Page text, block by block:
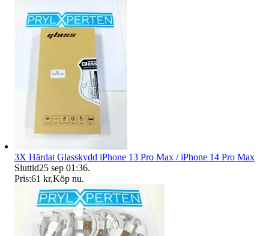
3X Härdat Glasskydd iPhone 13 Pro Max / iPhone 14 Pro Max
Sluttid25 sep 01:36.
Pris:61 kr,Köp nu.